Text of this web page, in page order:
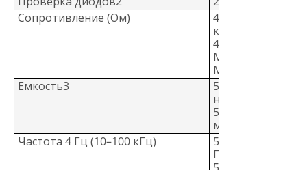
Сопротивление (Ом)
400,0 Ом 4,000
кОм 40,00 кОм
40,00 кОм 4,000
МОм 40,00
МОм
Емкость3
50,00 нФ 500,0
нФ 5,000 мкФ
50,00 мкФ 500,0
мкФ 1000 мкФ
Частота 4 Гц (10–100 кГц)
50,00 Гц 500,0
Гц 5,000 кГц